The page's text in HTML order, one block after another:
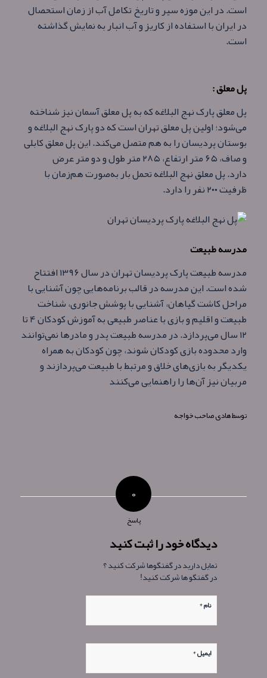
است. در این موزه سیر و تاریخ تكامل آب از زمان استحصال
در ایران با استفاده از كاریز و آب‌ انبار به نمایش گذاشته
است.
پل معلق :
پل معلق پارک نهج البلاغه که به پل معلق آسمان نیز شناخته
می‌شود؛ اولین پل معلق تهران است که دو پارک نهج البلاغه و
بوستان پردیسان را به هم متصل می‌‌کند. این پل معلق کابلی
و صاف، ۶۵ متر ارتفاع، ۲۸۵ متر طول و دو متر عرض
دارد. پل معلق نهج البلاغه تحمل بار به‌صورت هم‌زمان با
ظرفیت ۲۰۰ نفر را دارد.
مدرسه طبیعت
مدرسه طبیعت پارک پردیسان تهران در سال ۱۳۹۶ افتتاح
شده است. این مدرسه در قالب برنامه‌هایی چون آشنایی با
مراحل کاشت گیاهان، آشنایی با ‏‏پوشش جانوری، شناخت
طبیعت و اقلیم و بازی با عناصر طبیعی به آموزش کودکان ۴ تا
۱۲ سال می‌پردازد. در مدرسه طبیعت پدر و مادرها نمی‌توانند
وارد محدوده بازی کودکان شوند، چون کودکان به‌ همراه
یکدیگر به بازی‌های خلاق و مرتبط با طبیعت می‌پردازند و
مربیان نیز آن‌ها را راهنمایی می‌کنند
توسطهادی صاحب خواجه
۰
پاسخ
دیدگاه خود را ثبت کنید
تمایل دارید در گفتگوها شرکت کنید ؟
در گفتگو ها شرکت کنید!
نام*
ایمیل*